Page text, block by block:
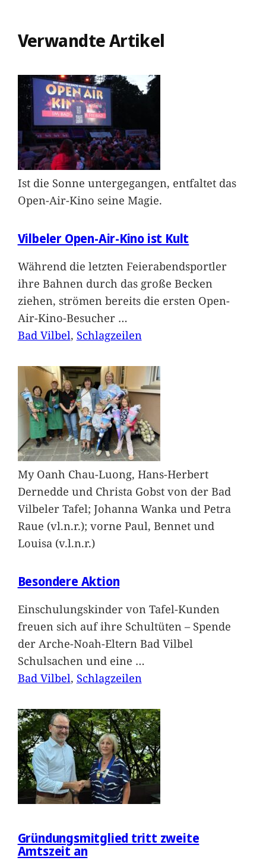
Verwandte Artikel
Ist die Sonne untergegangen, entfaltet das
Open-Air-Kino seine Magie.
Vilbeler Open-Air-Kino ist Kult
Während die letzten Feierabendsportler
ihre Bahnen durch das große Becken
ziehen, strömen bereits die ersten Open-
Air-Kino-Besucher …
Bad Vilbel, Schlagzeilen
My Oanh Chau-Luong, Hans-Herbert
Dernedde und Christa Gobst von der Bad
Vilbeler Tafel; Johanna Wanka und Petra
Raue (vl.n.r.); vorne Paul, Bennet und
Louisa (v.l.n.r.)
Besondere Aktion
Einschulungskinder von Tafel-Kunden
freuen sich auf ihre Schultüten – Spende
der Arche-Noah-Eltern Bad Vilbel
Schulsachen und eine …
Bad Vilbel, Schlagzeilen
Gründungsmitglied tritt zweite
Amtszeit an